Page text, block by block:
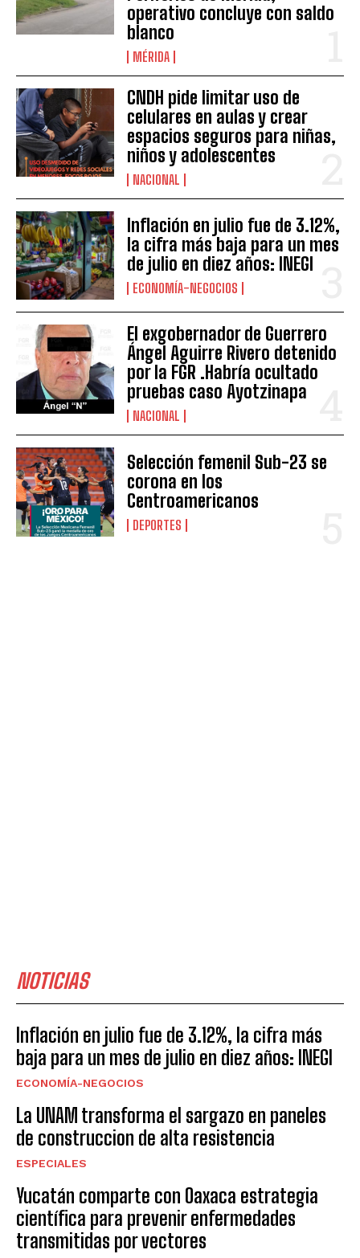
operativo concluye con saldo
blanco
MÉRIDA
CNDH pide limitar uso de
celulares en aulas y crear
espacios seguros para niñas,
niños y adolescentes
NACIONAL
Inflación en julio fue de 3.12%,
la cifra más baja para un mes
de julio en diez años: INEGI
ECONOMÍA-NEGOCIOS
El exgobernador de Guerrero
Ángel Aguirre Rivero detenido
por la FGR .Habría ocultado
pruebas caso Ayotzinapa
NACIONAL
Selección femenil Sub-23 se
corona en los
Centroamericanos
DEPORTES
NOTICIAS
Inflación en julio fue de 3.12%, la cifra más
baja para un mes de julio en diez años: INEGI
ECONOMÍA-NEGOCIOS
La UNAM transforma el sargazo en paneles
de construccion de alta resistencia
ESPECIALES
Yucatán comparte con Oaxaca estrategia
científica para prevenir enfermedades
transmitidas por vectores